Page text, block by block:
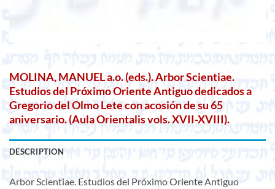
MOLINA, MANUEL a.o. (eds.). Arbor Scientiae.
Estudios del Próximo Oriente Antiguo dedicados a
Gregorio del Olmo Lete con acosión de su 65
aniversario. (Aula Orientalis vols. XVII-XVIII).
DESCRIPTION
Arbor Scientiae. Estudios del Próximo Oriente Antiguo